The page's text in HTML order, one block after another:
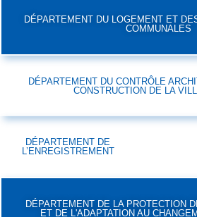
DÉPARTEMENT DU LOGEMENT ET
COMMUNALES
DÉPARTEMENT DU CONTRÔLE
CONSTRUCTION DE LA
DÉPARTEMENT DE
L’ENREGISTREMENT
DÉPARTEMENT DE LA PROTECTION
ET DE L'ADAPTATION AU